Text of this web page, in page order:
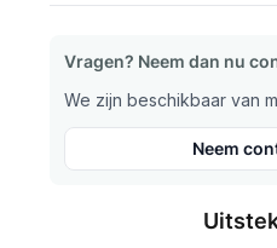
Vragen? Neem dan nu
We zijn beschikbaar van
Neem